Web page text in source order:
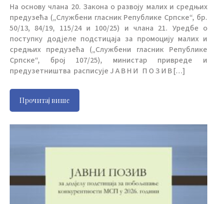
На основу члана 20. Закона о развоју малих и средњих
предузећа („Службени гласник Републике Српске“, бр.
50/13, 84/19, 115/24 и 100/25) и члана 21. Уредбе о
поступку додјеле подстицаја за промоцију малих и
средњих предузећа („Службени гласник Републике
Српске“, број 107/25), министар привреде и
предузетништва расписује Ј А В Н И П О З И В […]
Прочитај више